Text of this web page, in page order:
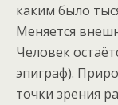
каким было
Меняется
Человек
эпиграф).
точки зрения